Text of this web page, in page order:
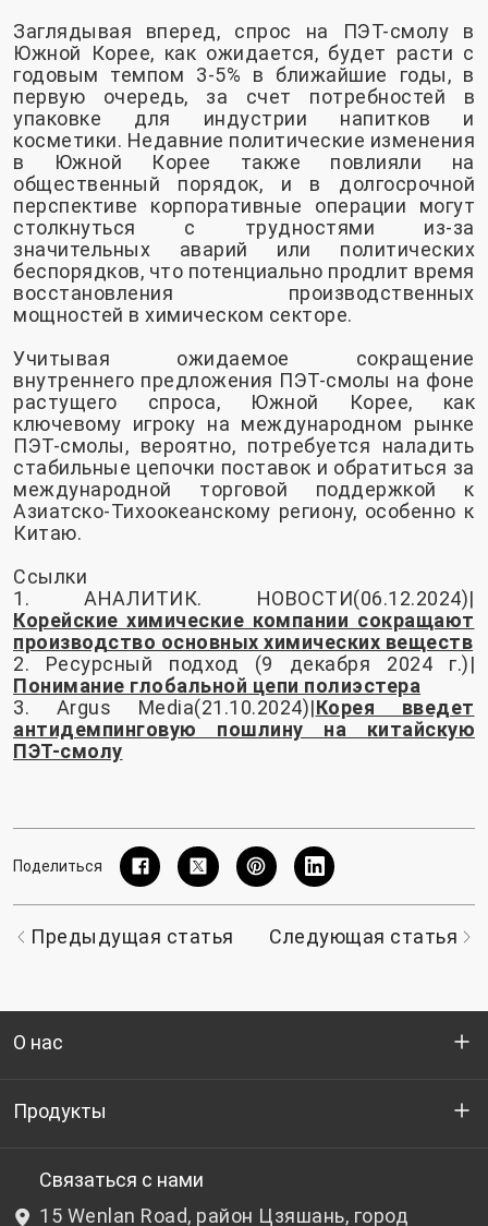
Заглядывая вперед, спрос на ПЭТ-смолу в
Южной Корее, как ожидается, будет расти с
годовым темпом 3-5% в ближайшие годы, в
первую очередь, за счет потребностей в
упаковке для индустрии напитков и
косметики. Недавние политические изменения
в Южной Корее также повлияли на
общественный порядок, и в долгосрочной
перспективе корпоративные операции могут
столкнуться с трудностями из-за
значительных аварий или политических
беспорядков, что потенциально продлит время
восстановления производственных
мощностей в химическом секторе.
Учитывая ожидаемое сокращение
внутреннего предложения ПЭТ-смолы на фоне
растущего спроса, Южной Корее, как
ключевому игроку на международном рынке
ПЭТ-смолы, вероятно, потребуется наладить
стабильные цепочки поставок и обратиться за
международной торговой поддержкой к
Азиатско-Тихоокеанскому региону, особенно к
Китаю.
Ссылки
1. АНАЛИТИК. НОВОСТИ(06.12.2024)|
Корейские химические компании сокращают
производство основных химических веществ
2. Ресурсный подход (9 декабря 2024 г.)|
Понимание глобальной цепи полиэстера
3. Argus Media(21.10.2024)|Корея введет
антидемпинговую пошлину на китайскую
ПЭТ-смолу
Поделиться
Предыдущая статья Следующая статья
О нас
Кто мы
НИОКР
Продукты
Бутылочный ПЭТ-гранулят
Связаться с нами
15 Wenlan Road, район Цзяшань, город